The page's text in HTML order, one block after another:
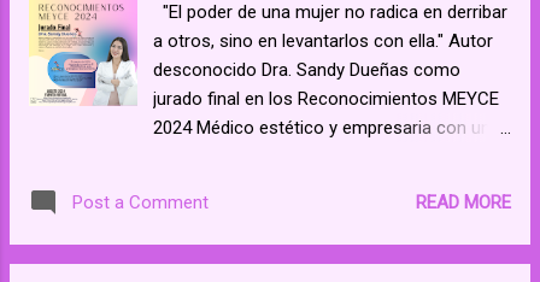
Emprendedoras y con Espíritu - YouTube
Mujeres Emprendedoras y con Espiritu
"El poder de una mujer no radica en derribar
a otros, sino en levantarlos con ella." Autor
desconocido Dra. Sandy Dueñas como
jurado final en los Reconocimientos MEYCE
2024 Médico estético y empresaria con una
tratamientos médicos estéticos a nivel
mundial. Obtención de múltiples
Post a Comment READ MORE